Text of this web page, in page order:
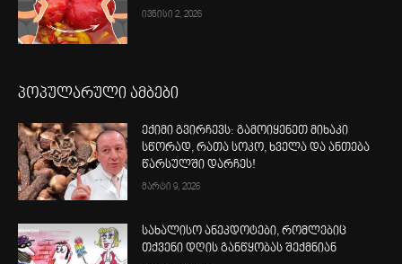
ივნისი 2, 2026
პოპულარული ამბები
ექიმი გვირჩევს: გამოიყენეთ მიხაკი
სწორად, რათა სოკო, ხველა და ანთება
წარსულში დარჩეს!
მარტი 9, 2026
სახალისო ანეკდოტები, რომლებიც
თქვენი დღის განწყობას შექმნიან